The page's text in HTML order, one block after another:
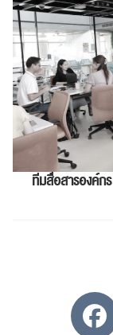
ทีมสื่อสารองค์กร